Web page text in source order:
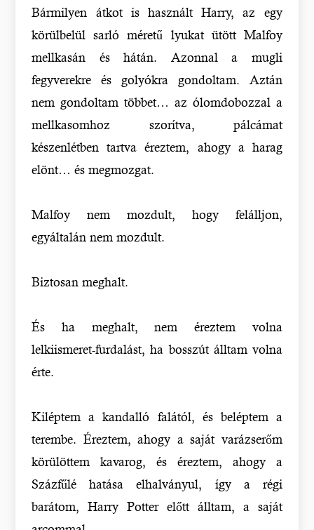
Bármilyen átkot is használt Harry, az egy
körülbelül sarló méretű lyukat ütött Malfoy
mellkasán és hátán. Azonnal a mugli
fegyverekre és golyókra gondoltam. Aztán
nem gondoltam többet… az ólomdobozzal a
mellkasomhoz szorítva, pálcámat
készenlétben tartva éreztem, ahogy a harag
elönt… és megmozgat.
Malfoy nem mozdult, hogy felálljon,
egyáltalán nem mozdult.
Biztosan meghalt.
És ha meghalt, nem éreztem volna
lelkiismeret-furdalást, ha bosszút álltam volna
érte.
Kiléptem a kandalló falától, és beléptem a
terembe. Éreztem, ahogy a saját varázserőm
körülöttem kavarog, és éreztem, ahogy a
Százfűlé hatása elhalványul, így a régi
barátom, Harry Potter előtt álltam, a saját